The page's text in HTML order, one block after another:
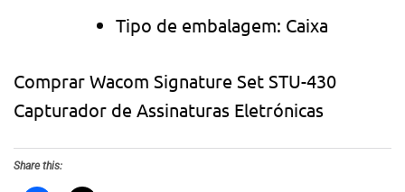
Tipo de embalagem: Caixa
Comprar Wacom Signature Set STU-430
Capturador de Assinaturas Eletrónicas
Share this: